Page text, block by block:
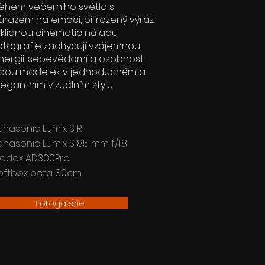
večerního světla s
na emoci, přirozený výraz
cinematic náladu.
zachycují vzájemnou
sebevědomí a osobnost
modelek v jednoduchém a
vizuálním stylu.
Lumix S1R
Lumix S 85 mm f/1.8
AD300Pro
octa 80cm
Fotogalerie